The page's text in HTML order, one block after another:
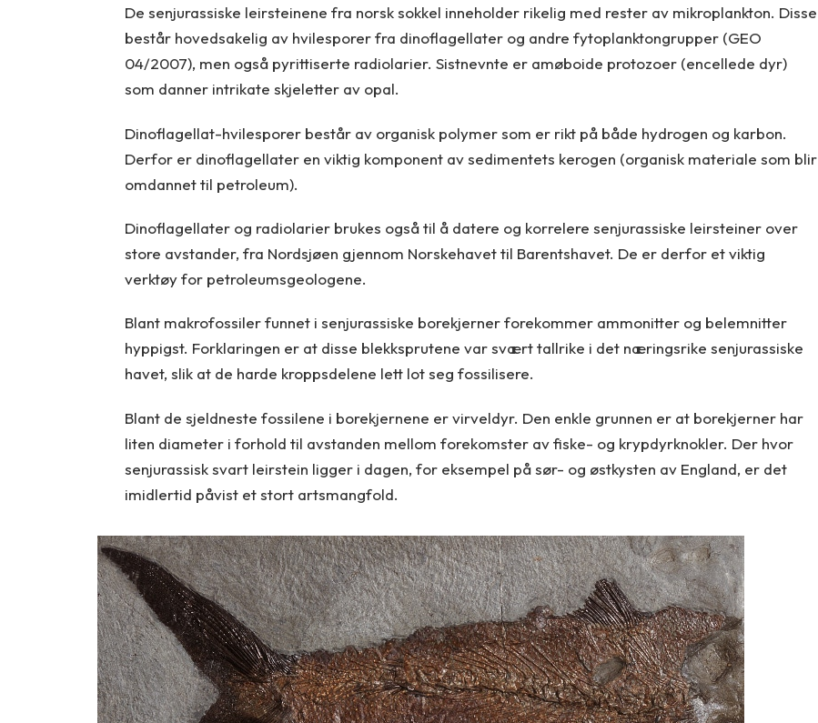
De senjurassiske leirsteinene fra norsk sokkel inneholder rikelig med rester av mikroplankton. Disse
består hovedsakelig av hvilesporer fra dinoflagellater og andre fytoplanktongrupper (GEO
04/2007), men også pyrittiserte radiolarier. Sistnevnte er amøboide protozoer (encellede dyr)
som danner intrikate skjeletter av opal.
Dinoflagellat-hvilesporer består av organisk polymer som er rikt på både hydrogen og karbon.
Derfor er dinoflagellater en viktig komponent av sedimentets kerogen (organisk materiale som blir
omdannet til petroleum).
Dinoflagellater og radiolarier brukes også til å datere og korrelere senjurassiske leirsteiner over
store avstander, fra Nordsjøen gjennom Norskehavet til Barentshavet. De er derfor et viktig
verktøy for petroleumsgeologene.
Blant makrofossiler funnet i senjurassiske borekjerner forekommer ammonitter og belemnitter
hyppigst. Forklaringen er at disse blekksprutene var svært tallrike i det næringsrike senjurassiske
havet, slik at de harde kroppsdelene lett lot seg fossilisere.
Blant de sjeldneste fossilene i borekjernene er virveldyr. Den enkle grunnen er at borekjerner har
liten diameter i forhold til avstanden mellom forekomster av fiske- og krypdyrknokler. Der hvor
senjurassisk svart leirstein ligger i dagen, for eksempel på sør- og østkysten av England, er det
imidlertid påvist et stort artsmangfold.